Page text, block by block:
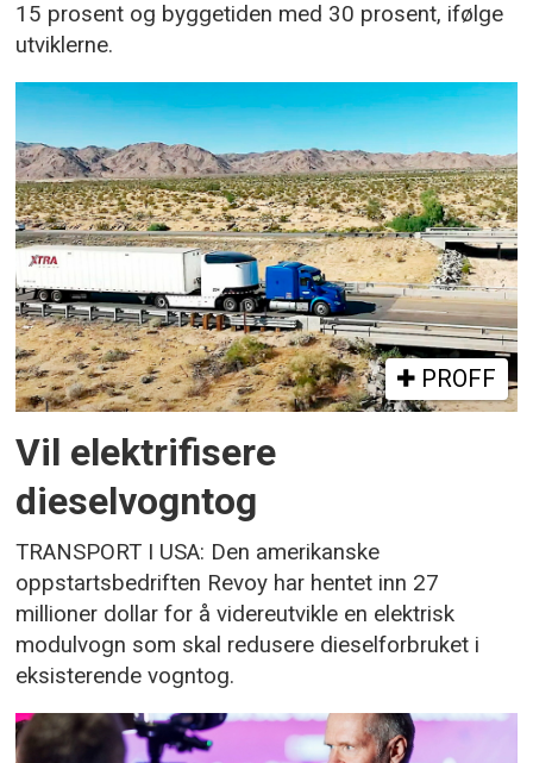
15 prosent og byggetiden med 30 prosent, ifølge
utviklerne.
PROFF
Vil elektrifisere
dieselvogntog
TRANSPORT I USA: Den amerikanske
oppstartsbedriften Revoy har hentet inn 27
millioner dollar for å videreutvikle en elektrisk
modulvogn som skal redusere dieselforbruket i
eksisterende vogntog.